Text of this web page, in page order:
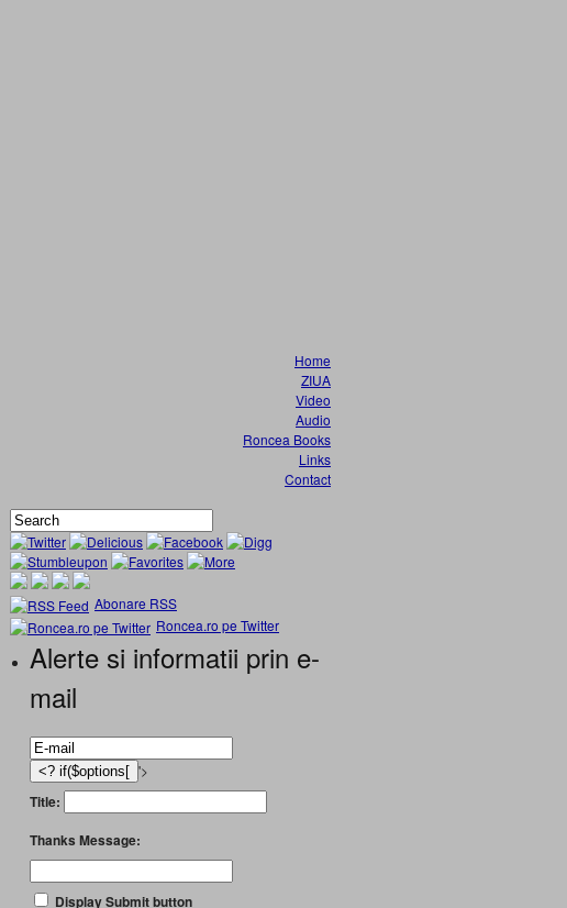
Home
ZIUA
Video
Audio
Roncea Books
Links
Contact
Abonare RSS
Roncea.ro pe Twitter
Alerte si informatii prin e-
mail
'>
Title:
Thanks Message:
Display Submit button